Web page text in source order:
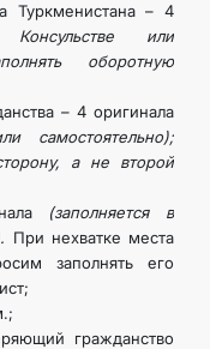
Туркменистана – 4
или
оборотную
– 4 оригинала
самостоятельно);
а не второй
(заполняется в
При нехватке места
заполнять его
гражданство